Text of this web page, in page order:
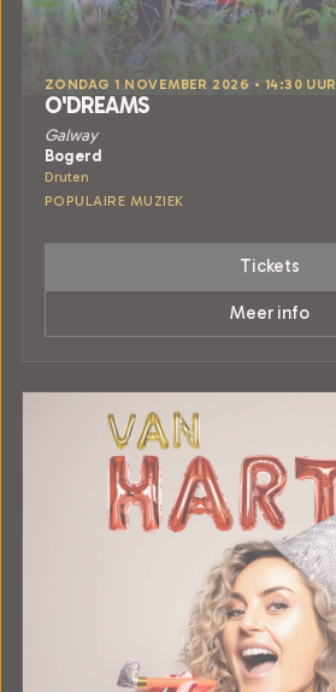
ZONDAG 1 NOVEMBER 2026 • 14:30 UUR
O'DREAMS
Galway
Bogerd
Druten
POPULAIRE MUZIEK
Tickets
Meer info